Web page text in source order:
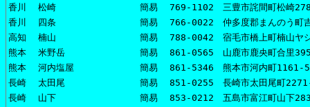
香川
松崎 簡易
769-1102 三豊市詫間町松崎
香川
四条 簡易
766-0022 仲多度郡まんのう町
高知
楠山 簡易
788-0042 宿毛市橋上町楠山ヤ
熊本
米野岳 簡易
861-0565 山鹿市鹿央町合里
熊本
河内塩屋 簡易
861-5346 熊本市河内町1161-5
長崎
太田尾 簡易
851-0255 長崎市太田尾町
長崎
山下 簡易
853-0212 五島市富江町山下